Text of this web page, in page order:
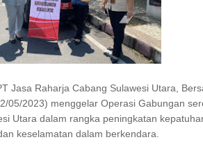
MANEMBO-NEMBO
Jasa Raharja Cabang Sulawesi Utara,
05/2023) menggelar Operasi Gabungan
Utara dalam rangka peningkatan
keselamatan dalam berkendara.
GMIM 5
PILAR PANCASILA